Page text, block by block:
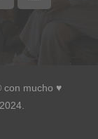
con mucho ♥︎